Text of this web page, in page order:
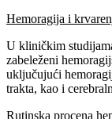
Hemoragija i
U kliničkim
zabeleženi
uključujući
trakta, kao i
Rutinska procena